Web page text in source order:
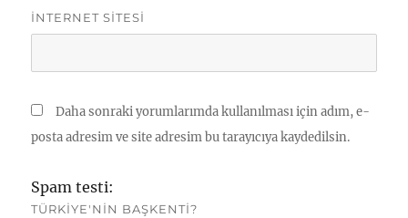
İNTERNET SITESI
Daha sonraki yorumlarımda kullanılması için adım, e-
posta adresim ve site adresim bu tarayıcıya kaydedilsin.
Spam testi:
TÜRKIYE'NIN BAŞKENTI?